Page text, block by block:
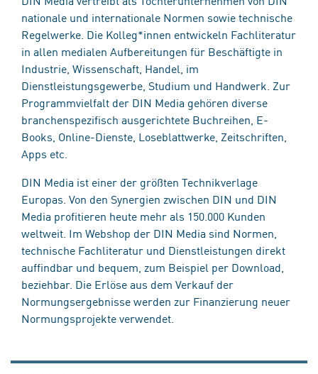
nationale und internationale Normen sowie technische
Regelwerke. Die Kolleg*innen entwickeln Fachliteratur
in allen medialen Aufbereitungen für Beschäftigte in
Industrie, Wissenschaft, Handel, im
Dienstleistungsgewerbe, Studium und Handwerk. Zur
Programmvielfalt der DIN Media gehören diverse
branchenspezifisch ausgerichtete Buchreihen, E-
Books, Online-Dienste, Loseblattwerke, Zeitschriften,
Apps etc.
DIN Media ist einer der größten Technikverlage
Europas. Von den Synergien zwischen DIN und DIN
Media profitieren heute mehr als 150.000 Kunden
weltweit. Im Webshop der DIN Media sind Normen,
technische Fachliteratur und Dienstleistungen direkt
auffindbar und bequem, zum Beispiel per Download,
beziehbar. Die Erlöse aus dem Verkauf der
Normungsergebnisse werden zur Finanzierung neuer
Normungsprojekte verwendet.